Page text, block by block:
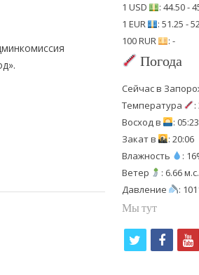
1 USD
: 44.50 -
1 EUR
: 51.25 -
100 RUR
: -
Погода
Сейчас в
Температура
:
Восход в
: 05:23
Закат в
: 20:06
Влажность
:
Ветер
: 6.66 м.с.
Давление
:
Мы тут
f
y